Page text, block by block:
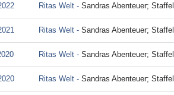
Ritas Welt - Sandras Abenteuer;
Ritas Welt - Sandras Abenteuer;
Ritas Welt - Sandras Abenteuer;
Ritas Welt - Sandras Abenteuer;